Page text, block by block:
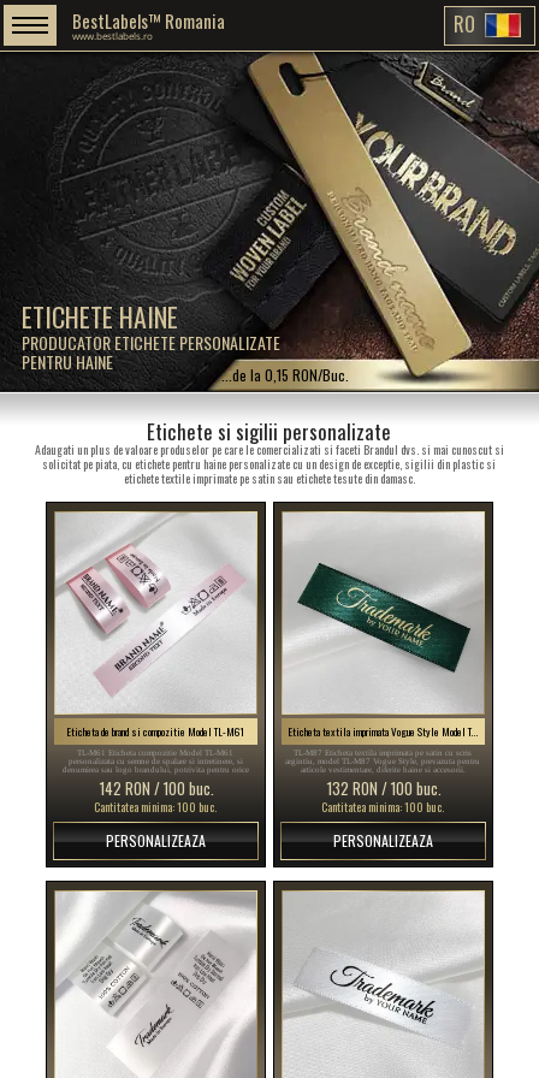
ETICHETE HAINE
PRODUCATOR ETICHETE PERSONALIZATE
PENTRU HAINE
BestLabels™ Romania
www.bestlabels.ro RO
...de la 0,15 RON/Buc.
Etichete si sigilii personalizate
Adaugati un plus de valoare produselor pe care le comercializati si faceti Brandul dvs. si mai cunoscut si
solicitat pe piata, cu etichete pentru haine personalizate cu un design de exceptie, sigilii din plastic si
etichete textile imprimate pe satin sau etichete tesute din damasc.
Eticheta de brand si compozitie Model TL-M61
TL-M61 Eticheta compozitie Model TL-M61
personalizata cu semne de spalare si intretinere, si
denumirea sau logo brandului, potrivita pentru orice
produs textil, in special articole vestimentare.
142 RON / 100 buc.
Cantitatea minima: 100 buc.
PERSONALIZEAZA
Eticheta textila imprimata Vogue Style Model TL-M87
TL-M87 Eticheta textila imprimata pe satin cu scris
argintiu, model TL-M87 Vogue Style, prevazuta pentru
articole vestimentare, diferite haine si accesorii.
132 RON / 100 buc.
Cantitatea minima: 100 buc.
PERSONALIZEAZA